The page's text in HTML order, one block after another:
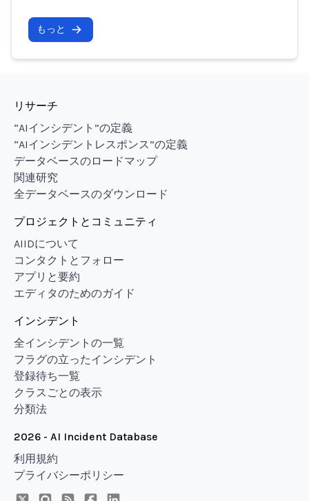
もっと
リサーチ
“AIインシデント”の定義
“AIインシデントレスポンス”の定義
データベースのロードマップ
関連研究
全データベースのダウンロード
プロジェクトとコミュニティ
AIIDについて
コンタクトとフォロー
アプリと要約
エディタのためのガイド
インシデント
全インシデントの一覧
フラグの立ったインシデント
登録待ち一覧
クラスごとの表示
分類法
2026 - AI Incident Database
利用規約
プライバシーポリシー